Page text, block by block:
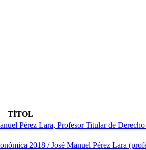
TÍTOL
Pérez Lara, Profesor Titular de
2018 / José Manuel Pérez Lara